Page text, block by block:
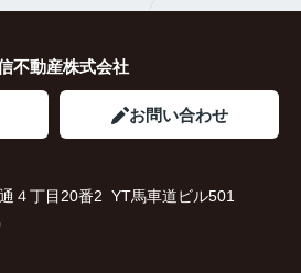
不動産株式会社
お問い合わせ
４丁目20番2 YT馬車道ビル501